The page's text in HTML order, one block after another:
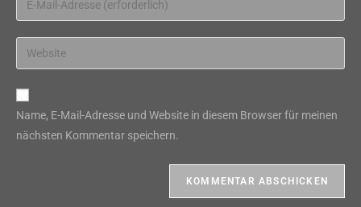
oder
zum
Kommentieren
ein
deine
E-
Mail-
zum
Kommentieren
ein
deine
Website-
Name, E-Mail-Adresse und Website in diesem Browser für meinen
nächsten Kommentar speichern.